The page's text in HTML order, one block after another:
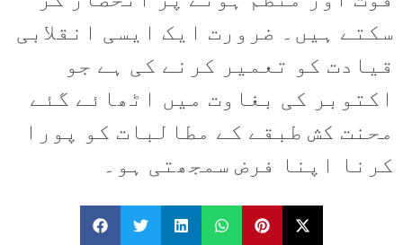
سکتے ہیں۔ ضرورت ایک ایسی انقلابی
قیادت کو تعمیر کرنے کی ہے جو
اکتوبر کی بغاوت میں اٹھائے گئے
محنت کش طبقے کے مطالبات کو پورا
کرنا اپنا فرض سمجھتی ہو۔